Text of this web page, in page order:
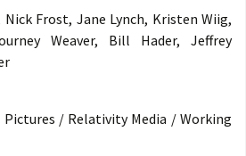
Nick Frost, Jane Lynch, Kristen Wiig,
Weaver, Bill Hader, Jeffrey
Pictures / Relativity Media / Working